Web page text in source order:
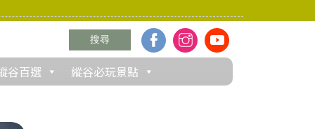
谷百選 縱谷必玩景點